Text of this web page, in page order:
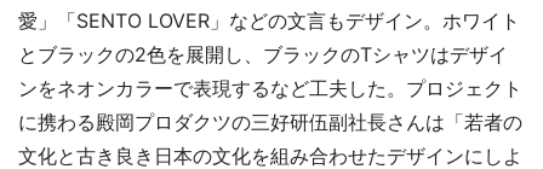
愛」「SENTO LOVER」などの文言もデザイン。ホワイト
とブラックの2色を展開し、ブラックのTシャツはデザイ
ンをネオンカラーで表現するなど工夫した。プロジェクト
に携わる殿岡プロダクツの三好研伍副社長さんは「若者の
文化と古き良き日本の文化を組み合わせたデザインにしよ